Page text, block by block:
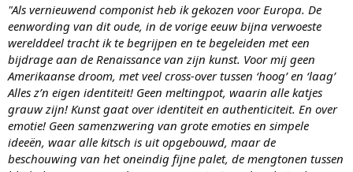
"Als vernieuwend componist heb ik gekozen voor Europa. De
eenwording van dit oude, in de vorige eeuw bijna verwoeste
werelddeel tracht ik te begrijpen en te begeleiden met een
bijdrage aan de Renaissance van zijn kunst. Voor mij geen
Amerikaanse droom, met veel cross-over tussen ‘hoog’ en ‘laag’
Alles z’n eigen identiteit! Geen meltingpot, waarin alle katjes
grauw zijn! Kunst gaat over identiteit en authenticiteit. En over
emotie! Geen samenzwering van grote emoties en simpele
ideeën, waar alle kitsch is uit opgebouwd, maar de
beschouwing van het oneindig fijne palet, de mengtonen tussen